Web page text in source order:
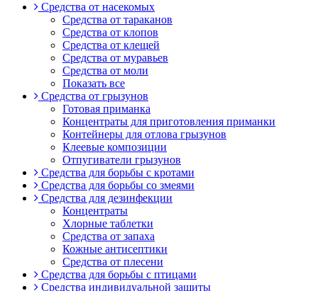
Средства от насекомых
Средства от тараканов
Средства от клопов
Средства от клещей
Средства от муравьев
Средства от моли
Показать все
Средства от грызунов
Готовая приманка
Концентраты для приготовления приманки
Контейнеры для отлова грызунов
Клеевые композиции
Отпугиватели грызунов
Средства для борьбы с кротами
Средства для борьбы со змеями
Средства для дезинфекции
Концентраты
Хлорные таблетки
Средства от запаха
Кожные антисептики
Средства от плесени
Средства для борьбы с птицами
Средства индивидуальной защиты